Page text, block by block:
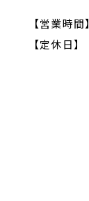
【営業時間】
【定休日】